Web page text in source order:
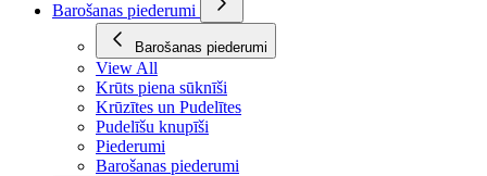
Barošanas piederumi
Barošanas piederumi
View All
Krūts piena sūknīši
Krūzītes un Pudelītes
Pudelīšu knupīši
Piederumi
Barošanas piederumi